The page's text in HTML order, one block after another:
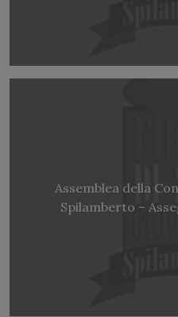
Assemblea della
Spilamberto –